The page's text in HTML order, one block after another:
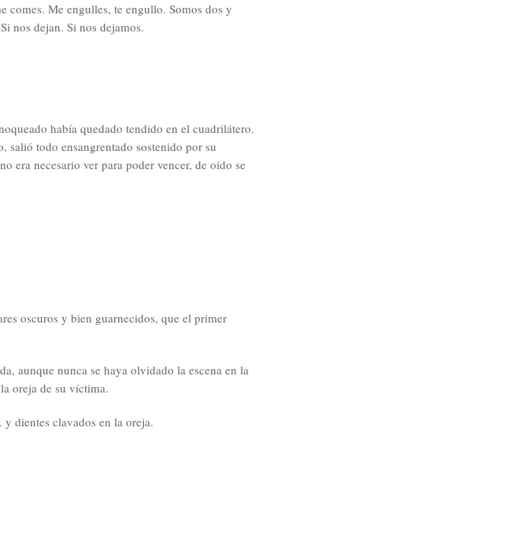
comes. Me engulles, te engullo. Somos dos y
nos dejan. Si nos dejamos.
había quedado tendido en el cuadrilátero.
salió todo ensangrentado sostenido por su
era necesario ver para poder vencer, de oído se
oscuros y bien guarnecidos, que el primer
aunque nunca se haya olvidado la escena en la
oreja de su víctima.
dientes clavados en la oreja.